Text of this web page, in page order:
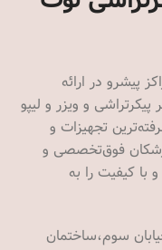
در ارائه
و ویزر و لیپو
تجهیزات و
پزشکان فوق‌تخصصی و
با کیفیت را به
سوم،ساختمان